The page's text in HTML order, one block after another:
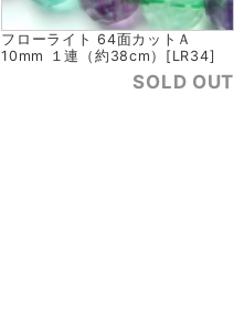
フローライト 64面カットＡ
10mm １連（約38cm）[LR34]
SOLD OUT